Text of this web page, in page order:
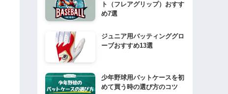
ト（フレアグリップ）おすす
め7選
ジュニア用バッティンググロ
ーブおすすめ13選
少年野球用バットケースを初
めて買う時の選び方のコツ